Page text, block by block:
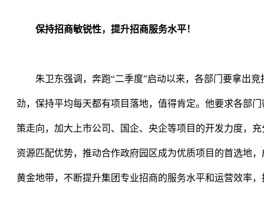
保持招商敏锐性，提升招商服务水平！
朱卫东强调，奔跑“二季度”启动以来，各部门要拿出
劲，保持平均每天都有项目落地，值得肯定。他要求各部
策走向，加大上市公司、国企、央企等项目的开发力度，
资源匹配优势，推动合作政府园区成为优质项目的首选地
黄金地带，不断提升集团专业招商的服务水平和运营效率